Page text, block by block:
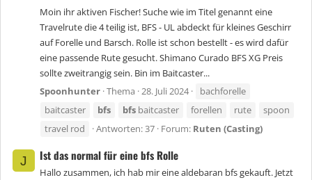
Moin ihr aktiven Fischer! Suche wie im Titel genannt eine
Travelrute die 4 teilig ist, BFS - UL abdeckt für kleines Geschirr
auf Forelle und Barsch. Rolle ist schon bestellt - es wird dafür
eine passende Rute gesucht. Shimano Curado BFS XG Preis
sollte zweitrangig sein. Bin im Baitcaster...
Spoonhunter Thema 28. Juli 2024
bachforelle
baitcaster
bfs bfs baitcaster forellen rute
spoon
travel rod
Antworten: 37 Forum: Ruten (Casting)
J Ist das normal für eine bfs Rolle
Hallo zusammen, ich hab mir eine aldebaran bfs gekauft. Jetzt